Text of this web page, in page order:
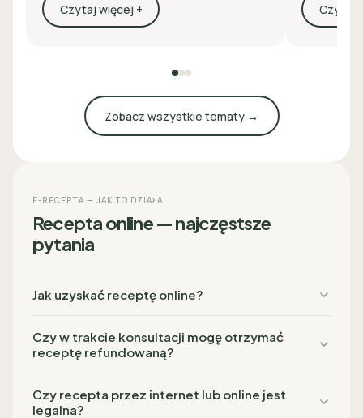
Czytaj więcej + Czytaj
Zobacz wszystkie tematy →
E-RECEPTA — JAK TO DZIAŁA
Recepta online — najczęstsze
pytania
Jak uzyskać receptę online?
Czy w trakcie konsultacji mogę otrzymać
receptę refundowaną?
Czy recepta przez internet lub online jest
legalna?